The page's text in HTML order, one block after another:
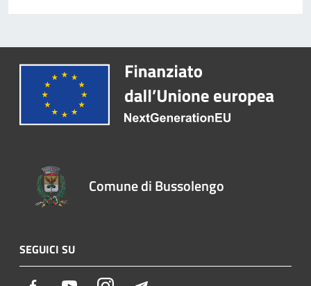
Comune di Bussolengo
SEGUICI SU